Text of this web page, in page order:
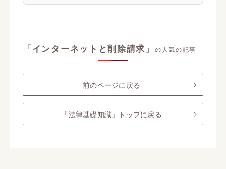
「インターネットと削除請求」 の人気の記事
前のページに戻る
「法律基礎知識」トップに戻る